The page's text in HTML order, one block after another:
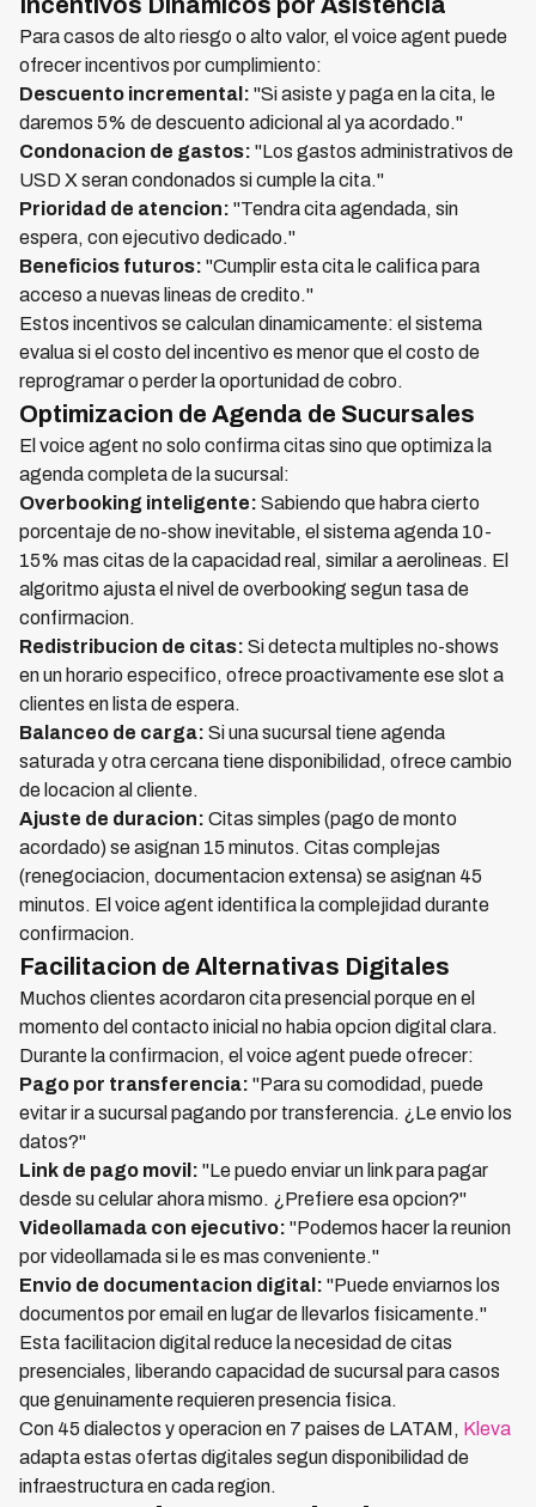
Para casos de alto riesgo o alto valor, el voice agent puede
ofrecer incentivos por cumplimiento:
Descuento incremental: "Si asiste y paga en la cita, le
daremos 5% de descuento adicional al ya acordado."
Condonacion de gastos: "Los gastos administrativos de
USD X seran condonados si cumple la cita."
Prioridad de atencion: "Tendra cita agendada, sin
espera, con ejecutivo dedicado."
Beneficios futuros: "Cumplir esta cita le califica para
acceso a nuevas lineas de credito."
Estos incentivos se calculan dinamicamente: el sistema
evalua si el costo del incentivo es menor que el costo de
reprogramar o perder la oportunidad de cobro.
Optimizacion de Agenda de Sucursales
El voice agent no solo confirma citas sino que optimiza la
agenda completa de la sucursal:
Overbooking inteligente: Sabiendo que habra cierto
porcentaje de no-show inevitable, el sistema agenda 10-
15% mas citas de la capacidad real, similar a aerolineas. El
algoritmo ajusta el nivel de overbooking segun tasa de
confirmacion.
Redistribucion de citas: Si detecta multiples no-shows
en un horario especifico, ofrece proactivamente ese slot a
clientes en lista de espera.
Balanceo de carga: Si una sucursal tiene agenda
saturada y otra cercana tiene disponibilidad, ofrece cambio
de locacion al cliente.
Ajuste de duracion: Citas simples (pago de monto
acordado) se asignan 15 minutos. Citas complejas
(renegociacion, documentacion extensa) se asignan 45
minutos. El voice agent identifica la complejidad durante
confirmacion.
Facilitacion de Alternativas Digitales
Muchos clientes acordaron cita presencial porque en el
momento del contacto inicial no habia opcion digital clara.
Durante la confirmacion, el voice agent puede ofrecer:
Pago por transferencia: "Para su comodidad, puede
evitar ir a sucursal pagando por transferencia. ¿Le envio los
datos?"
Link de pago movil: "Le puedo enviar un link para pagar
desde su celular ahora mismo. ¿Prefiere esa opcion?"
Videollamada con ejecutivo: "Podemos hacer la reunion
por videollamada si le es mas conveniente."
Envio de documentacion digital: "Puede enviarnos los
documentos por email en lugar de llevarlos fisicamente."
Esta facilitacion digital reduce la necesidad de citas
presenciales, liberando capacidad de sucursal para casos
que genuinamente requieren presencia fisica.
Con 45 dialectos y operacion en 7 paises de LATAM, Kleva
adapta estas ofertas digitales segun disponibilidad de
infraestructura en cada region.